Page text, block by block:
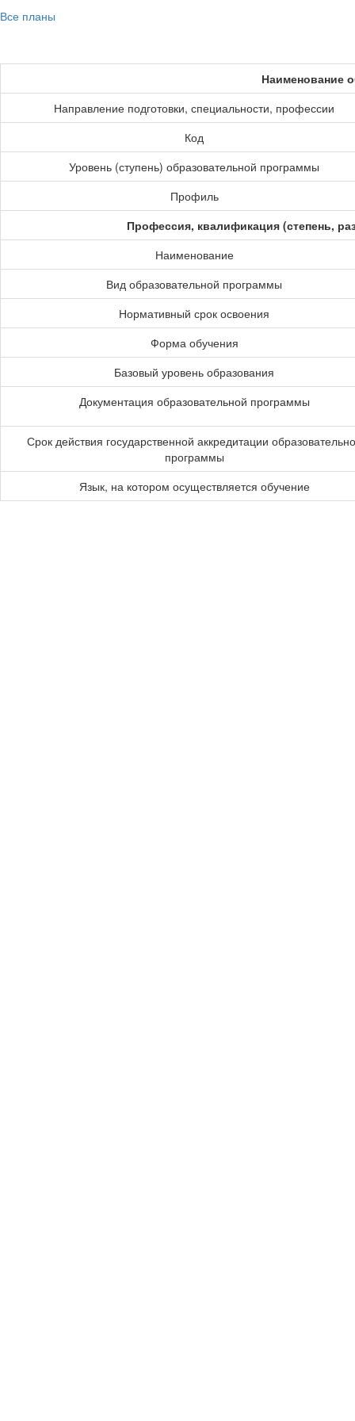
Все планы
Наименование
Направление подготовки, специальности, профессии
Код
Уровень (ступень) образовательной программы
Профиль
Профессия, квалификация (степень,
Наименование
Вид образовательной программы
Нормативный срок освоения
Форма обучения
Базовый уровень образования
Документация образовательной программы
Срок действия государственной аккредитации
программы
Язык, на котором осуществляется обучение